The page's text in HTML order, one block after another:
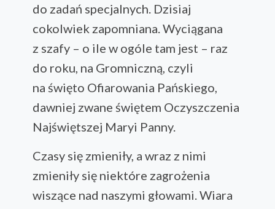
do zadań specjalnych. Dzisiaj
cokolwiek zapomniana. Wyciągana
z szafy – o ile w ogóle tam jest – raz
do roku, na Gromniczną, czyli
na święto Ofiarowania Pańskiego,
dawniej zwane świętem Oczyszczenia
Najświętszej Maryi Panny.
Czasy się zmieniły, a wraz z nimi
zmieniły się niektóre zagrożenia
wiszące nad naszymi głowami. Wiara